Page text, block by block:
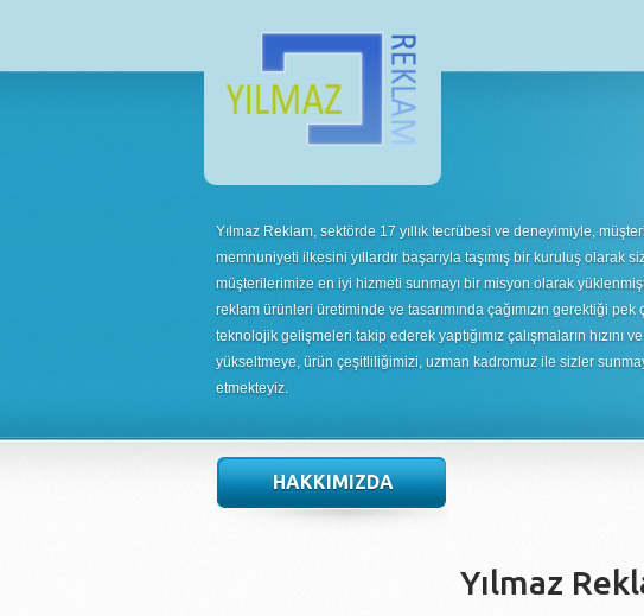
Yılmaz Reklam, sektörde 17 yıllık tecrübesi ve deneyimiyle, müşteri
memnuniyeti ilkesini yıllardır başarıyla taşımış bir kuruluş olarak
müşterilerimize en iyi hizmeti sunmayı bir misyon olarak
reklam ürünleri üretiminde ve tasarımında çağımızın gerektiği pek
teknolojik gelişmeleri takip ederek yaptığımız çalışmaların hızını
yükseltmeye, ürün çeşitliliğimizi, uzman kadromuz ile sizler
etmekteyiz.
HAKKIMIZDA
Yılmaz